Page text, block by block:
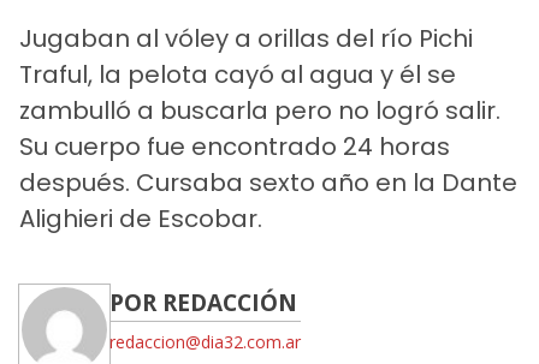
Jugaban al vóley a orillas del río Pichi
Traful, la pelota cayó al agua y él se
zambulló a buscarla pero no logró salir.
Su cuerpo fue encontrado 24 horas
después. Cursaba sexto año en la Dante
Alighieri de Escobar.
POR REDACCIÓN
redaccion@dia32.com.ar